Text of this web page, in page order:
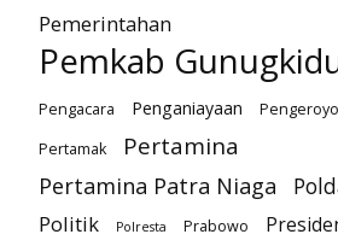
Pemerintahan
Pemkab
Pengacara Penganiayaan
Pertamak Pertamina
Pertamina Patra Niaga
Politik
Polresta Prabowo